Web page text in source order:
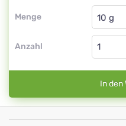
Menge
Globuli
Anzahl
In den